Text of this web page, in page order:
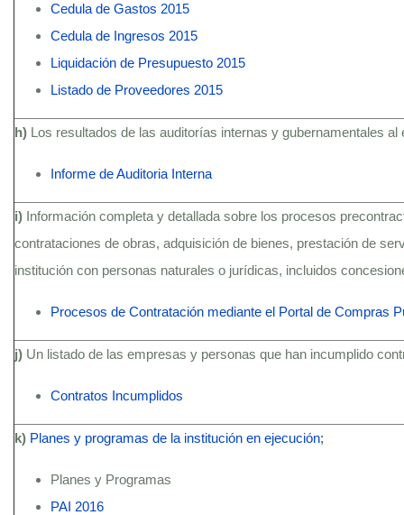
Cedula de Gastos 2015
Cedula de Ingresos 2015
Liquidación de Presupuesto 2015
Listado de Proveedores 2015
h) Los resultados de las auditorías internas y gubernamentales al
Informe de Auditoria Interna
i) Información completa y detallada sobre los procesos
contrataciones de obras, adquisición de bienes, prestación de
institución con personas naturales o jurídicas, incluidos
Procesos de Contratación mediante el Portal de Compras
j) Un listado de las empresas y personas que han incumplido
Contratos Incumplidos
k) Planes y programas de la institución en ejecución;
Planes y Programas
PAI 2016